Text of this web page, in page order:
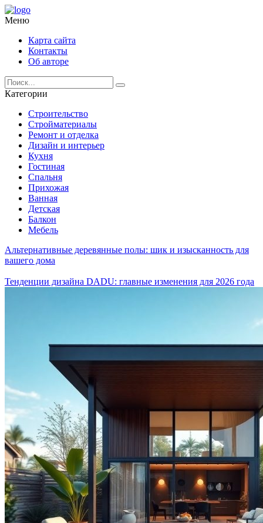
Меню
Карта сайта
Контакты
Об авторе
Категории
Строительство
Стройматериалы
Ремонт и отделка
Дизайн и интерьер
Кухня
Гостиная
Спальня
Прихожая
Ванная
Детская
Балкон
Мебель
Альтернативные деревянные полы: шик и изысканность для
вашего дома
Тенденции дизайна DADU: главные изменения для 2026 года